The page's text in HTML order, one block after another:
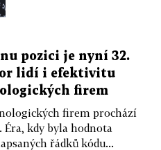
pozici je nyní 32.
lidí i efektivitu
firem
firem prochází
kdy byla hodnota
řádků kódu...